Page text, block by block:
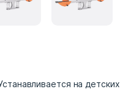
на детских